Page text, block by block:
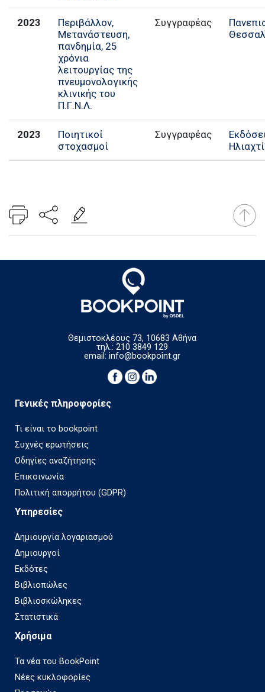
2023
Περιβάλλον,
Μετανάστευση,
πανδημία, 25
χρόνια
λειτουργίας της
πνευμονολογικής
κλινικής του
Π.Γ.Ν.Λ.
2023
Ποιητικοί
στοχασμοί
Συγγραφέας
Θεμιστοκλέους 73, 10683 Αθήνα
τηλ.: 210 3849 129
email:info@bookpoint.gr
Γενικές πληροφορίες
Τι είναι το bookpoint
Συχνές ερωτήσεις
Οδηγίες αναζήτησης
Επικοινωνία
Πολιτική απορρήτου (GDPR)
Υπηρεσίες
Δημιουργία λογαριασμού
Δημιουργοί
Εκδότες
Βιβλιοπώλες
Βιβλιοσκώληκες
Στατιστικά
Χρήσιμα
Τα νέα του BookPoint
Νέες κυκλοφορίες